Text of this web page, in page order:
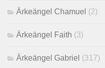
Ärkeängel Chamuel (2)
Ärkeängel Faith (3)
Ärkeängel Gabriel (317)